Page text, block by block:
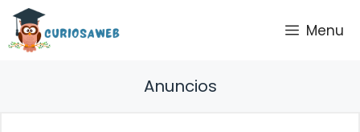
Saltar
contenido
Menu
Anuncios